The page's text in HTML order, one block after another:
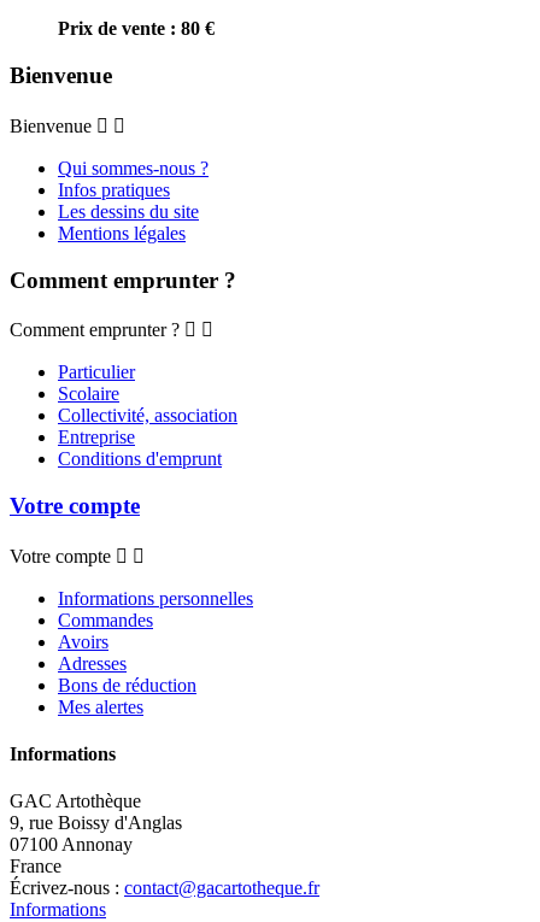
Prix de vente : 80 €
Bienvenue
Bienvenue  
Qui sommes-nous ?
Infos pratiques
Les dessins du site
Mentions légales
Comment emprunter ?
Comment emprunter ?  
Particulier
Scolaire
Collectivité, association
Entreprise
Conditions d'emprunt
Votre compte
Votre compte  
Informations personnelles
Commandes
Avoirs
Adresses
Bons de réduction
Mes alertes
Informations
GAC Artothèque
9, rue Boissy d'Anglas
07100 Annonay
France
Écrivez-nous : contact@gacartotheque.fr
Informations